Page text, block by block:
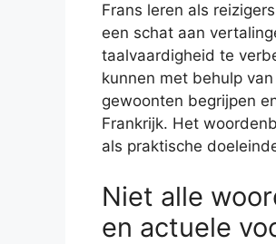
Frans leren als
een schat aan
taalvaardigheid te
kunnen met behulp
gewoonten begrijpen
Frankrijk. Het
als praktische
Niet alle
en actuele